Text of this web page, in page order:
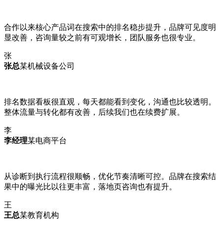
合作以来核心产品词在搜索中的排名稳步提升，品牌可见度明
显改善，咨询量较之前有可观增长，团队服务也很专业。
张
张总某机械设备公司
排名数据看板很直观，每天都能看到变化，沟通也比较透明。
整体流量与转化都有改善，后续我们也在续费扩展。
李
李经理某电商平台
从诊断到执行流程很顺畅，优化节奏清晰可控。品牌在搜索结
果中的曝光比以往更丰富，落地页咨询也有提升。
王
王总某教育机构